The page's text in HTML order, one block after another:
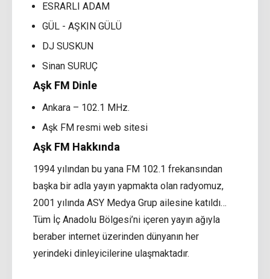
ESRARLI ADAM
GÜL - AŞKIN GÜLÜ
DJ SUSKUN
Sinan SURUÇ
Aşk FM Dinle
Ankara – 102.1 MHz.
Aşk FM resmi web sitesi
Aşk FM Hakkında
1994 yılından bu yana FM 102.1 frekansından
başka bir adla yayın yapmakta olan radyomuz,
2001 yılında ASY Medya Grup ailesine katıldı…
Tüm İç Anadolu Bölgesi’ni içeren yayın ağıyla
beraber internet üzerinden dünyanın her
yerindeki dinleyicilerine ulaşmaktadır.